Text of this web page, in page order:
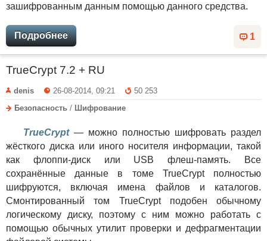
зашифрованным данным помощью данного средства.
1
Подробнее
TrueCrypt 7.2 + RU
denis 26-08-2014, 09:21
50 253
Безопасность / Шифрование
TrueCrypt— можно полностью шифровать раздел
жёсткого диска или иного носителя информации, такой
как флоппи-диск или USB флеш-память. Все
сохранённые данные в томе TrueCrypt полностью
шифруются, включая имена файлов и каталогов.
Смонтированный том TrueCrypt подобен обычному
логическому диску, поэтому с ним можно работать с
помощью обычных утилит проверки и дефрагментации